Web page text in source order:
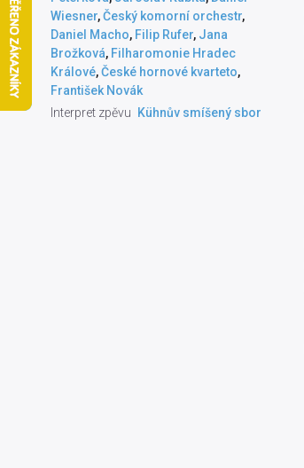
Wiesner,Český komorní orchestr,
Daniel Macho, Filip Rufer, Jana
Brožková, Filharomonie Hradec
Králové,České hornové kvarteto,
František Novák
Interpret zpěvu Kühnův smíšený sbor